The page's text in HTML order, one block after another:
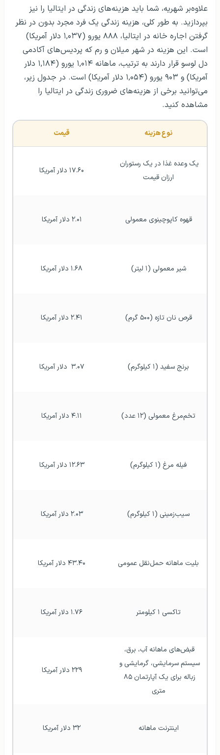
علاوه‌بر شهریه، شما باید هزینه‌های زندگی در ایتالیا را نیز
بپردازید. به طور کلی، هزینه زندگی یک فرد مجرد بدون در نظر
گرفتن اجاره خانه در ایتالیا، ۸۸۸ یورو (۱,۰۳۷ دلار آمریکا)
است. این هزینه در شهر میلان و رم که پردیس‌های آکادمی
دل لوسو قرار دارند به ترتیب، ماهانه ١,۰۱۴ یورو (۱,۱۸۴ دلار
آمریکا) و ۹۰۳ یورو (۱,۰۵۴ دلار آمریکا) است. در جدول زیر،
می‌توانید برخی از هزینه‌های ضروری زندگی در ایتالیا را
مشاهده کنید.
نوع هزینه قیمت
ارزان قیمت
۱۷.۶۰ دلار آمریکا
قهوه کاپوچینوی معمولی ۲.۰۱ دلار آمریکا
شیر معمولی (۱ لیتر) ۱.۶۸ دلار آمریکا
قرص نان تازه (۵۰۰ گرم) ۲.۴۱ دلار آمریکا
برنج سفید (۱ کیلوگرم) ۳.۰۷  دلار آمریکا
تخم‌مرغ معمولی (۱۲ عدد) ۴.۱۱ دلار آمریکا
فیله مرغ (۱ کیلوگرم) ۱۲.۶۳ دلار آمریکا
سیب‌زمینی (۱ کیلوگرم) ۲.۰۳ دلار آمریکا
بلیت ماهانه حمل‌نقل عمومی ۴۳.۴۰ دلار آمریکا
تاکسی ۱ کیلومتر ۱.۷۶ دلار آمریکا
متری
۲۲۹ دلار آمریکا
اینترنت ماهانه ۳۲ دلار آمریکا